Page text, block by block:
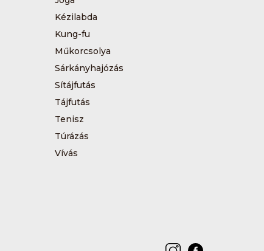
Kézilabda
Kung-fu
Műkorcsolya
Sárkányhajózás
Sítájfutás
Tájfutás
Tenisz
Túrázás
Vívás